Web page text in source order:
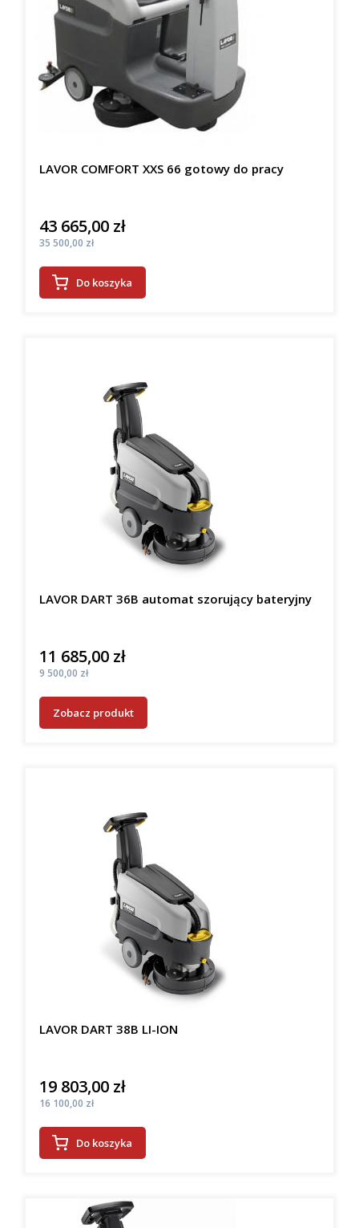
LAVOR COMFORT XXS 66 gotowy do pracy
Cena
43 665,00 zł
Cena
35 500,00 zł
Do koszyka
LAVOR DART 36B automat szorujący bateryjny
Cena
11 685,00 zł
Cena
9 500,00 zł
Zobacz produkt
LAVOR DART 38B LI-ION
Cena
19 803,00 zł
Cena
16 100,00 zł
Do koszyka